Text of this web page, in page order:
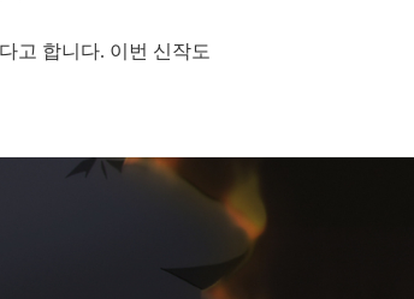
고 합니다. 이번 신작도